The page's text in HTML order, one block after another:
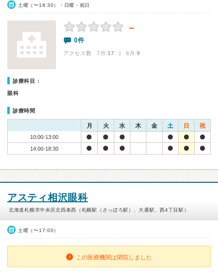
土曜（〜18:30）・日曜・祝日
－
0件
アクセス数 7月:17 | 6月:9
診療科目：
眼科
診療時間
月 火 水 木 金 土 日 祝
10:00-13:00
14:00-18:30
アスティ相沢眼科
北海道札幌市中央区北四条西（札幌駅（さっぽろ駅）、大通駅、西4丁目駅）
土曜（〜17:00）
この医療機関は閉院しました